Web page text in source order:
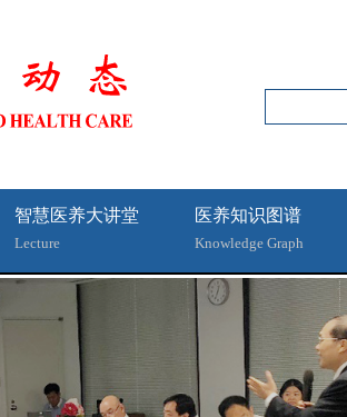
智慧医养大讲堂
Lecture
医养知识图谱
Knowledge Graph